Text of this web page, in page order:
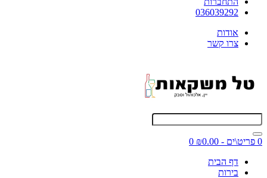
036039292
אודות
צרו קשר
0 פריט\ים - ₪0.00
0
דף הבית
בירות